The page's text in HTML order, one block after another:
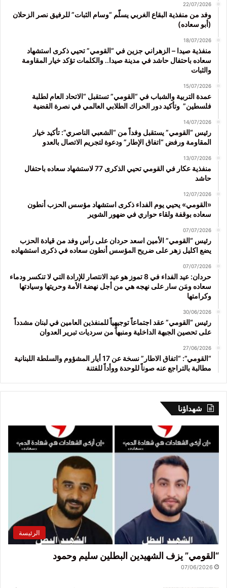
22/07/2026
وفد من منفذية البقاع الغربي يسلّم “وسام الثبات” للرفيق نصر الزحلان
(أبو سعاده)
18/07/2026
منفذية صيدا – الزهراني جزين في “القومي” تحيي ذكرى استشهاد
سعاده باحتفال حاشد في مدينة صيدا.. والكلمات تؤكد خيار المقاومة
والثبات
15/07/2026
عمدة التربية والشباب في “القومي” تستقبل “الاتحاد العام لطلبة
فلسطين” وتأكيد دور الحراك الطلابي العالمي في نصرة القضية
14/07/2026
رئيس “القومي” يستقبل وفداً من “الشعبي الناصري”: تأكيد خيار
المقاومة ورفض “اتفاق الإطار” ودعوة لتجريم الاتصال بالعدو
13/07/2026
منفذية عكار في القومي تحيي الذكرى 77 لاستشهاد سعاده باحتفال
حاشد
12/07/2026
«القومي» يحيي يوم الفداء ذكرى استشهاد مؤسس الحزب أنطون
سعاده بوقفة ولقاء حواري في ضهور الشوير
07/07/2026
رئيس “القومي” الأمين اسعد حردان على رأس وفد من قيادة الحزب
يضع اكليل زهر على ضريح المؤسس أنطون سعاده في ذكرى استشهاده
07/07/2026
حردان: عيد الفداء في 8 تموز هو عيد الانتصار للإرادة التي لا تنكسر ودماء
سعاده ومَن سار على نهجه هي من أجل نهضة الأمة وحريتها وسيادتها
وكرامتها
30/06/2026
رئيس “القومي” عقد اجتماعاً توجيهياً للمنفذين العامين في لبنان مشدداً
على تحصين الجبهة الداخلية ومنبهاً من سرديات تبرير العدوان
27/06/2026
“القومي”: “اتفاق الاطار” نسخة عن 17 أيار المشؤوم والسلطة اللبنانية
مطالبة بالتراجع عنه صوناً للوحدة ووأداً للفتنة
شهداؤنا
الرئيسة
“القومي” يزف الشهيدين البطلين سليم وحمود
07/06/2026